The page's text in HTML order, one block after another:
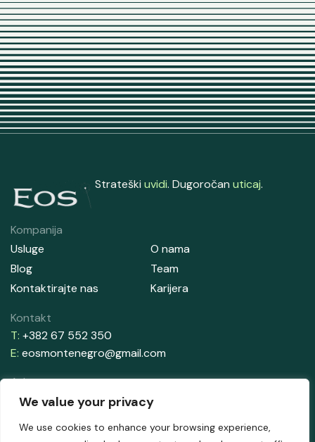
We value your privacy
We use cookies to enhance your browsing experience,
Strateški uvidi. Dugoročan uticaj.
Kompanija
Usluge
Blog
Kontaktirajte nas
O nama
Team
Karijera
Kontakt
T: +382 67 552 350
E: eosmontenegro@gmail.com
Adresa
Aleksandrova Obala 33, Zelenika